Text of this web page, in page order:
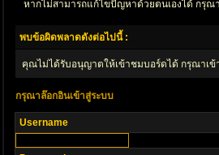
หากไม่สามารถแก้ไขปัญหาด้วยตนเองได้ กรุ
พบข้อผิดพลาดดังต่อไปนี้ :
คุณไม่ได้รับอนุญาตให้เข้าชมบอร์ดได้ กรุณาเข้
กรุณาล๊อกอินเข้าสู่ระบบ
Username